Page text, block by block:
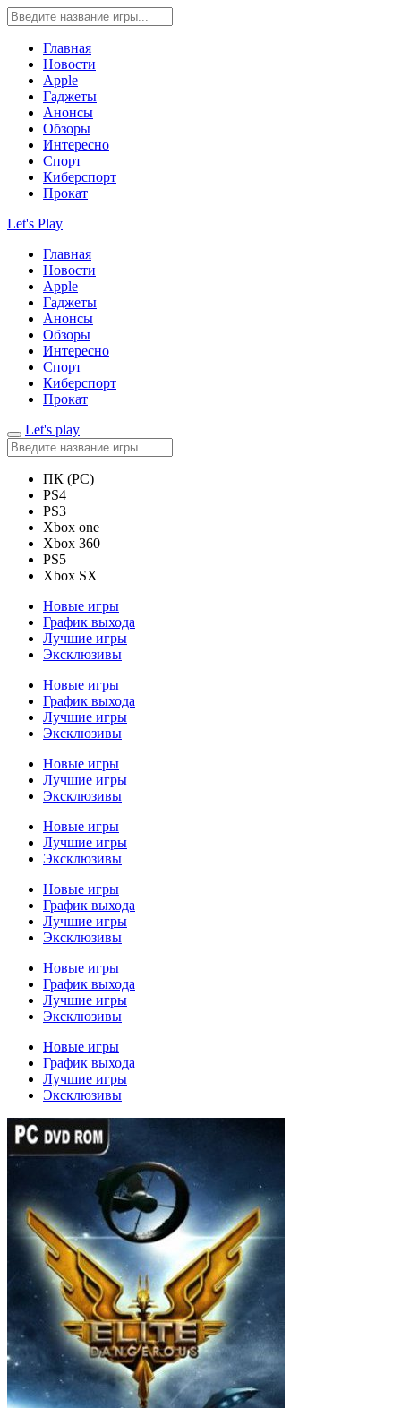
Главная
Новости
Apple
Гаджеты
Анонсы
Обзоры
Интересно
Спорт
Киберспорт
Прокат
Let's Play
Главная
Новости
Apple
Гаджеты
Анонсы
Обзоры
Интересно
Спорт
Киберспорт
Прокат
Let's play
ПК (PC)
PS4
PS3
Xbox one
Xbox 360
PS5
Xbox SX
Новые игры
График выхода
Лучшие игры
Эксклюзивы
Новые игры
График выхода
Лучшие игры
Эксклюзивы
Новые игры
Лучшие игры
Эксклюзивы
Новые игры
Лучшие игры
Эксклюзивы
Новые игры
График выхода
Лучшие игры
Эксклюзивы
Новые игры
График выхода
Лучшие игры
Эксклюзивы
Новые игры
График выхода
Лучшие игры
Эксклюзивы